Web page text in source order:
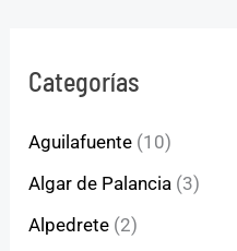
Categorías
Aguilafuente (10)
Algar de Palancia (3)
Alpedrete (2)